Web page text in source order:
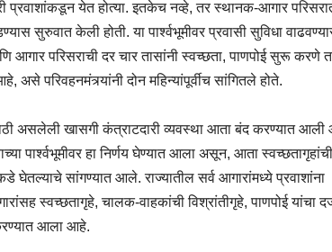
येत होत्या. इतकेच नव्हे, तर स्थानक-आगार
सुरुवात केली होती. या पार्श्वभूमीवर प्रवासी सुविधा
आगार परिसराची दर चार तासांनी स्वच्छता, पाणपोई सुरू करणे
परिवहनमंत्र्यांनी दोन महिन्यांपूर्वीच सांगितले होते.
असलेली खासगी कंत्राटदारी व्यवस्था आता बंद करण्यात
पार्श्वभूमीवर हा निर्णय घेण्यात आला असून, आता स्वच्छतागृहांची
घेतल्याचे सांगण्यात आले. राज्यातील सर्व आगारांमध्ये प्रवाशांना
स्वच्छतागृहे, चालक-वाहकांची विश्रांतीगृहे, पाणपोई यांचा
आला आहे.